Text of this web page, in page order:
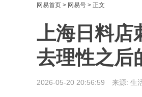
网易首页 > 网易号 > 正文
上海日料店
去理性之后
2026-05-20 20:56:59 来源: 生